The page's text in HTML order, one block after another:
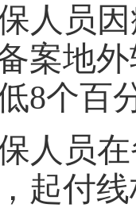
保人员
案地
8个百
保人员
起付